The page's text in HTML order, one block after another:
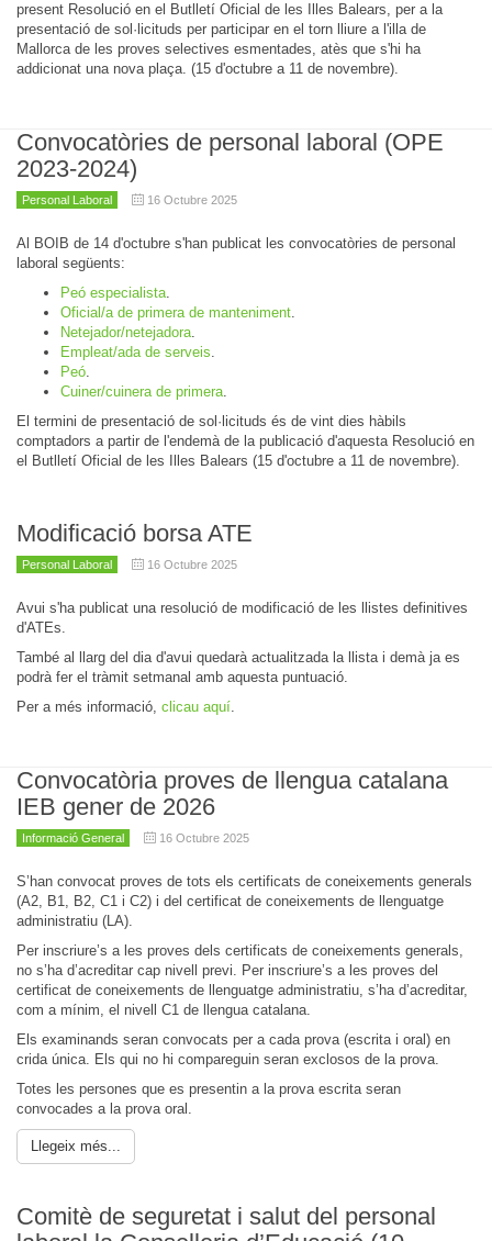
present Resolució en el Butlletí Oficial de les Illes Balears, per a la
presentació de sol·licituds per participar en el torn lliure a l'illa de
Mallorca de les proves selectives esmentades, atès que s'hi ha
addicionat una nova plaça. (15 d'octubre a 11 de novembre).
Convocatòries de personal laboral (OPE
2023-2024)
Personal Laboral 16 Octubre 2025
Al BOIB de 14 d'octubre s'han publicat les convocatòries de personal
laboral següents:
Peó especialista.
Oficial/a de primera de manteniment.
Netejador/netejadora.
Empleat/ada de serveis.
Peó.
Cuiner/cuinera de primera.
El termini de presentació de sol·licituds és de vint dies hàbils
comptadors a partir de l'endemà de la publicació d'aquesta Resolució en
el Butlletí Oficial de les Illes Balears (15 d'octubre a 11 de novembre).
Modificació borsa ATE
Personal Laboral 16 Octubre 2025
Avui s'ha publicat una resolució de modificació de les llistes definitives
d'ATEs.
També al llarg del dia d'avui quedarà actualitzada la llista i demà ja es
podrà fer el tràmit setmanal amb aquesta puntuació.
Per a més informació, clicau aquí.
Convocatòria proves de llengua catalana
IEB gener de 2026
Informació General 16 Octubre 2025
S’han convocat proves de tots els certificats de coneixements generals
(A2, B1, B2, C1 i C2) i del certificat de coneixements de llenguatge
administratiu (LA).
Per inscriure’s a les proves dels certificats de coneixements generals,
no s’ha d’acreditar cap nivell previ. Per inscriure’s a les proves del
certificat de coneixements de llenguatge administratiu, s’ha d’acreditar,
com a mínim, el nivell C1 de llengua catalana.
Els examinands seran convocats per a cada prova (escrita i oral) en
crida única. Els qui no hi compareguin seran exclosos de la prova.
Totes les persones que es presentin a la prova escrita seran
convocades a la prova oral.
Llegeix més...
Comitè de seguretat i salut del personal